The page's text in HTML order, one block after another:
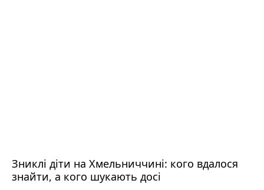
Зниклі діти на Хмельниччині: кого вдалося
знайти, а кого шукають досі